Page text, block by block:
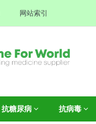
网站索引
抗糖尿病 抗病毒